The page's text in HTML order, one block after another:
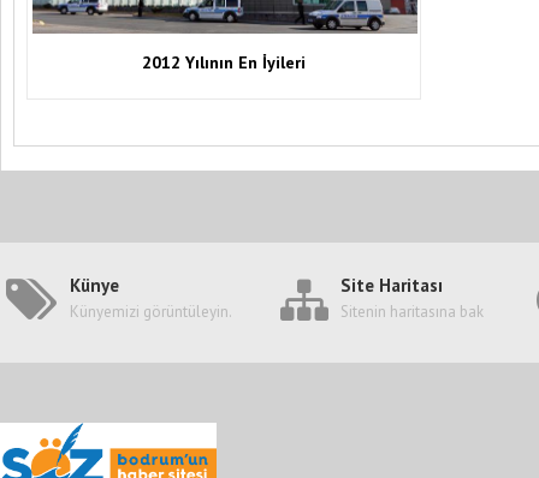
2012 Yılının En İyileri
Künye
Künyemizi görüntüleyin.
Site Haritası
Sitenin haritasına bak